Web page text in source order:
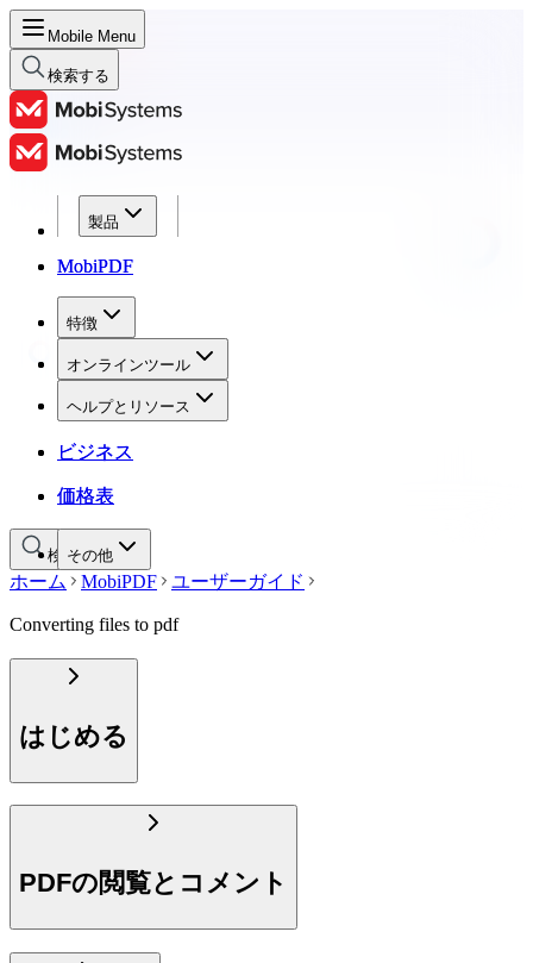
Mobile Menu
検索する
製品
MobiPDF
特徴
オンラインツール
ヘルプとリソース
ビジネス
価格表
その他
製品
MobiPDF
特徴
オンラインツール
ヘルプとリソース
ビジネス
価格表
検索する
ホーム MobiPDF ユーザーガイド
Converting files to pdf
はじめる
PDFの閲覧とコメント